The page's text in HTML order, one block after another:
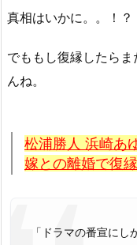
真相はいかに。。！？
でももし復縁したら
んね。
松浦勝人 浜崎あ
嫁との離婚で復
「ドラマの番宣に